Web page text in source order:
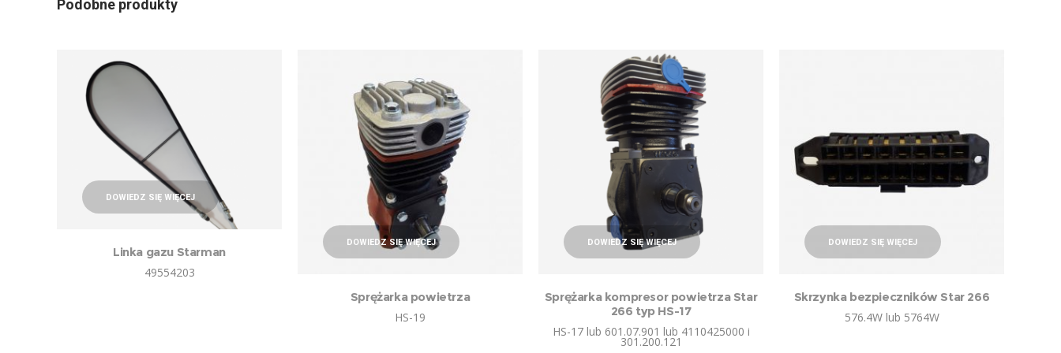
Podobne produkty
DOWIEDZ SIĘ WIĘCEJ
Linka gazu Starman
49554203
DOWIEDZ SIĘ WIĘCEJ
Sprężarka powietrza
HS-19
DOWIEDZ SIĘ WIĘCEJ
Sprężarka kompresor powietrza Star
266 typ HS-17
HS-17 lub 601.07.901 lub 4110425000 i
301.200.121
DOWIEDZ SIĘ WIĘCEJ
Skrzynka bezpieczników Star 266
576.4W lub 5764W